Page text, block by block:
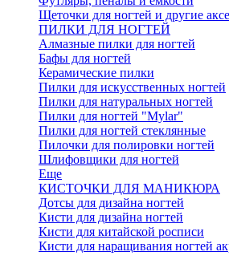
Щеточки для ногтей и другие
ПИЛКИ ДЛЯ НОГТЕЙ
Алмазные пилки для ногтей
Бафы для ногтей
Керамические пилки
Пилки для искусственных ногтей
Пилки для натуральных ногтей
Пилки для ногтей "Mylar"
Пилки для ногтей стеклянные
Пилочки для полировки ногтей
Шлифовщики для ногтей
Еще
КИСТОЧКИ ДЛЯ МАНИКЮРА
Дотсы для дизайна ногтей
Кисти для дизайна ногтей
Кисти для китайской росписи
Кисти для наращивания ногтей